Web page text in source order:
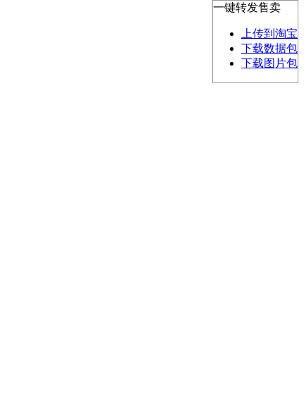
一键转发售卖
上传到淘宝
下载数据包
下载图片包